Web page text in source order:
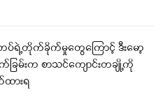
ပ်ရဲ့တိုက်ခိုက်မှုတွေကြောင့် ဒီးမော့
ြမ်းက စာသင်ကျောင်းတချို့ကို
ားရ